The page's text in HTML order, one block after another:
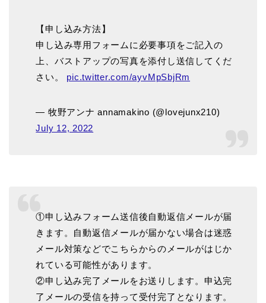
【申し込み方法】
申し込み専用フォームに必要事項をご記入の
上、バストアップの写真を添付し送信してくだ
さい。 pic.twitter.com/ayvMpSbjRm
— 牧野アンナ annamakino (@lovejunx210)
July 12, 2022
①申し込みフォーム送信後自動返信メールが届
きます。自動返信メールが届かない場合は迷惑
メール対策などでこちらからのメールがはじか
れている可能性があります。
②申し込み完了メールをお送りします。申込完
了メールの受信を持って受付完了となります。